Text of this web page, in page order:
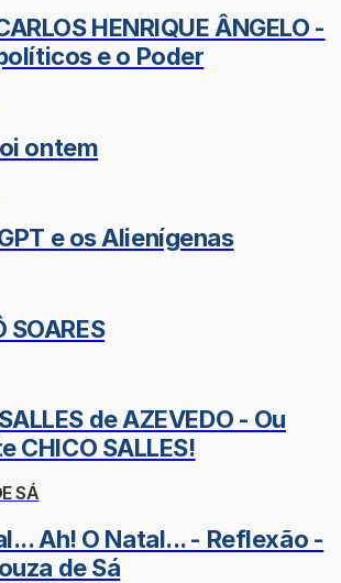
HENRIQUE ÂNGELO -
e o Poder
ontem
e os Alienígenas
de AZEVEDO - Ou
CHICO SALLES!
SÁ
Ah! O Natal... - Reflexão -
de Sá